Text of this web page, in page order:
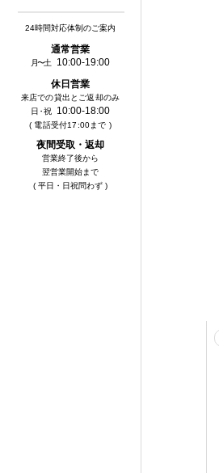
24時間対応体制のご案内
通常営業
月〜土
10:00-19:00
休⽇営業
来店での貸出とご返却のみ
⽇・祝
10:00-18:00
( 電話受付17:00まで )
夜間受取・返却
営業終了後から
翌営業開始まで
( 平日・日祝問わず )